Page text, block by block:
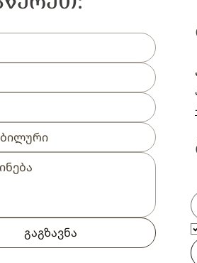
გაგზავნა